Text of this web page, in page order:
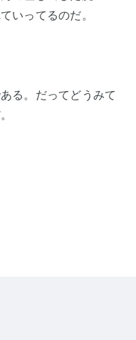
いってるのだ。
る。だってどうみて